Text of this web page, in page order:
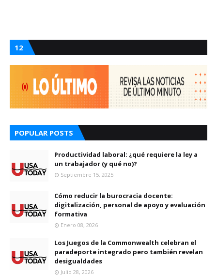
12
POPULAR POSTS
Productividad laboral: ¿qué requiere la ley a
un trabajador (y qué no)?
Septiembre 15, 2025
Cómo reducir la burocracia docente:
digitalización, personal de apoyo y evaluación
formativa
Enero 08, 2026
Los Juegos de la Commonwealth celebran el
paradeporte integrado pero también revelan
desigualdades
Julio 28, 2026